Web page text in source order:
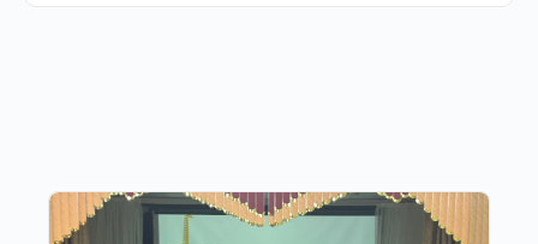
Другие публикации